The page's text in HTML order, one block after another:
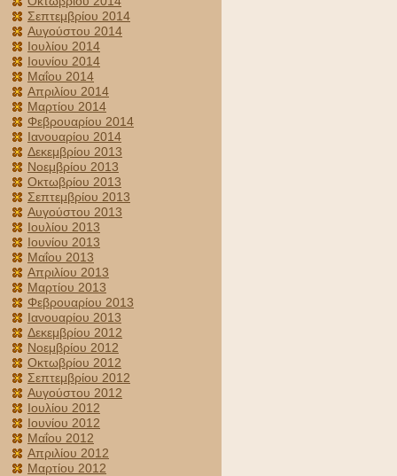
Σεπτεμβρίου 2014
Αυγούστου 2014
Ιουλίου 2014
Ιουνίου 2014
Μαΐου 2014
Απριλίου 2014
Μαρτίου 2014
Φεβρουαρίου 2014
Ιανουαρίου 2014
Δεκεμβρίου 2013
Νοεμβρίου 2013
Οκτωβρίου 2013
Σεπτεμβρίου 2013
Αυγούστου 2013
Ιουλίου 2013
Ιουνίου 2013
Μαΐου 2013
Απριλίου 2013
Μαρτίου 2013
Φεβρουαρίου 2013
Ιανουαρίου 2013
Δεκεμβρίου 2012
Νοεμβρίου 2012
Οκτωβρίου 2012
Σεπτεμβρίου 2012
Αυγούστου 2012
Ιουλίου 2012
Ιουνίου 2012
Μαΐου 2012
Απριλίου 2012
Μαρτίου 2012